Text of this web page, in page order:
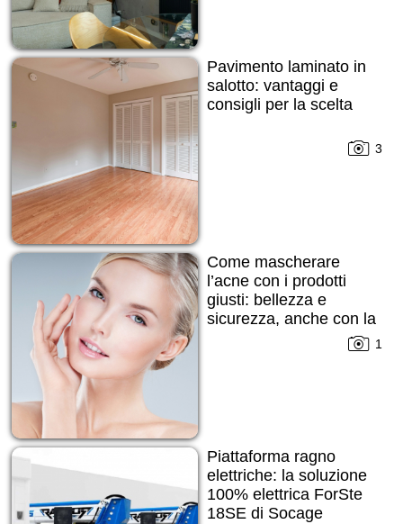
Pavimento laminato in
salotto: vantaggi e
consigli per la scelta
3
Come mascherare
l’acne con i prodotti
giusti: bellezza e
sicurezza, anche con la
1
Piattaforma ragno
elettriche: la soluzione
100% elettrica ForSte
18SE di Socage